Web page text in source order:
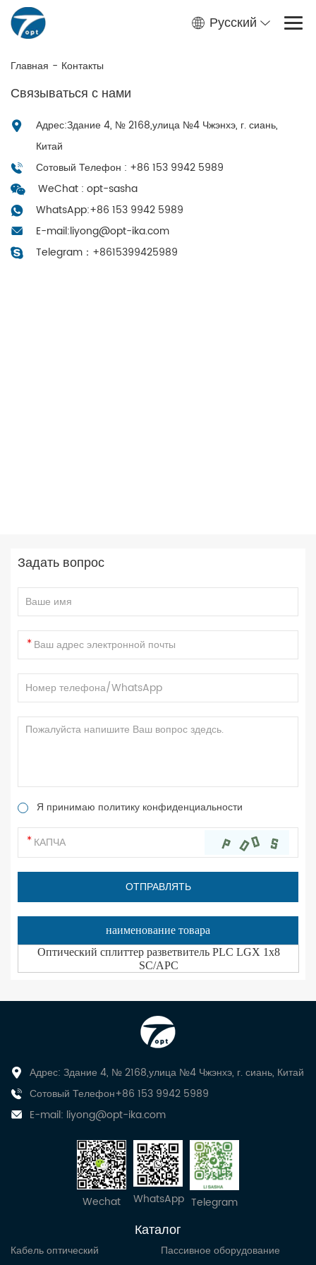
Русский
Главная - Контакты
Связываться с нами
Адрес:Здание 4, № 2168,улица №4 Чжэнхэ, г. сиань,
Китай
Сотовый Телефон : +86 153 9942 5989
WeChat : opt-sasha
WhatsApp:+86 153 9942 5989
E-mail:liyong@opt-ika.com
Telegram： +8615399425989
Задать вопрос
Я принимаю политику конфиденциальности
наименование товара
Оптический сплиттер разветвитель PLC LGX 1x8
SC/APC
Адрес: Здание 4, № 2168,улица №4 Чжэнхэ, г. сиань, Китай
Сотовый Телефон+86 153 9942 5989
E-mail: liyong@opt-ika.com
Wechat WhatsApp Telegram
Каталог
Кабель оптический
Пассивное оборудование